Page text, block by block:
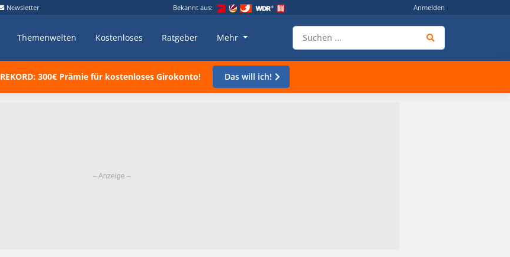
Newsletter Bekannt aus: Anmelden
Themenwelten Kostenloses Ratgeber Mehr
REKORD: 300€ Prämie für kostenloses Girokonto! Das will ich!